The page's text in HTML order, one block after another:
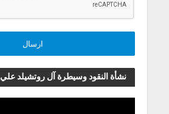
نشأة النقود وسيطرة آل روتشيلد علي